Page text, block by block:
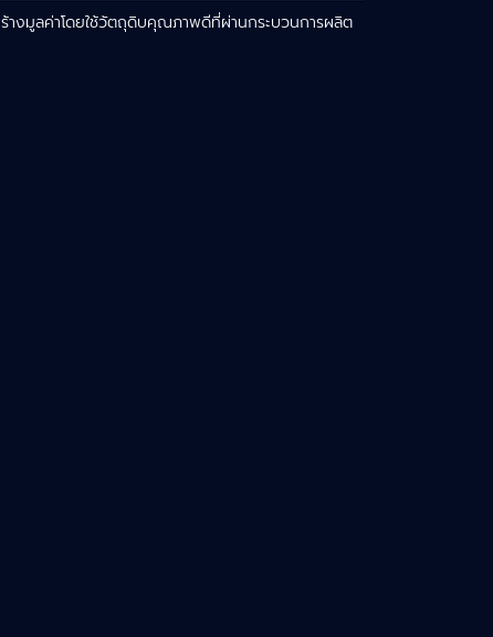
างมูลค่าโดยใช้วัตถุดิบคุณภาพดีที่ผ่านกระบวนการผลิต